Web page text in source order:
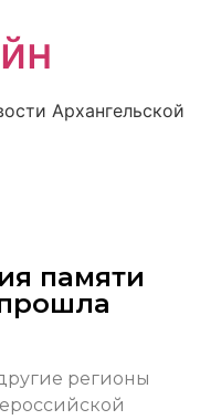
Архангельской
памяти
регионы